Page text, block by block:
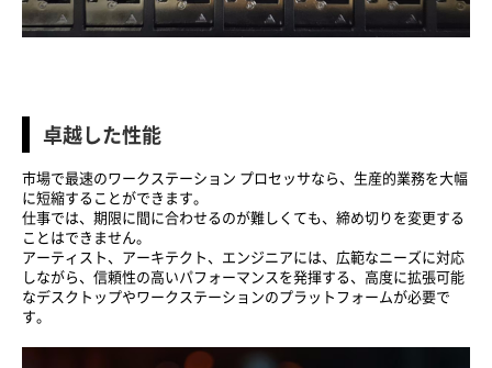
卓越した性能
市場で最速のワークステーション プロセッサなら、生産的業務を大幅
に短縮することができます。
仕事では、期限に間に合わせるのが難しくても、締め切りを変更する
ことはできません。
アーティスト、アーキテクト、エンジニアには、広範なニーズに対応
しながら、信頼性の高いパフォーマンスを発揮する、高度に拡張可能
なデスクトップやワークステーションのプラットフォームが必要で
す。